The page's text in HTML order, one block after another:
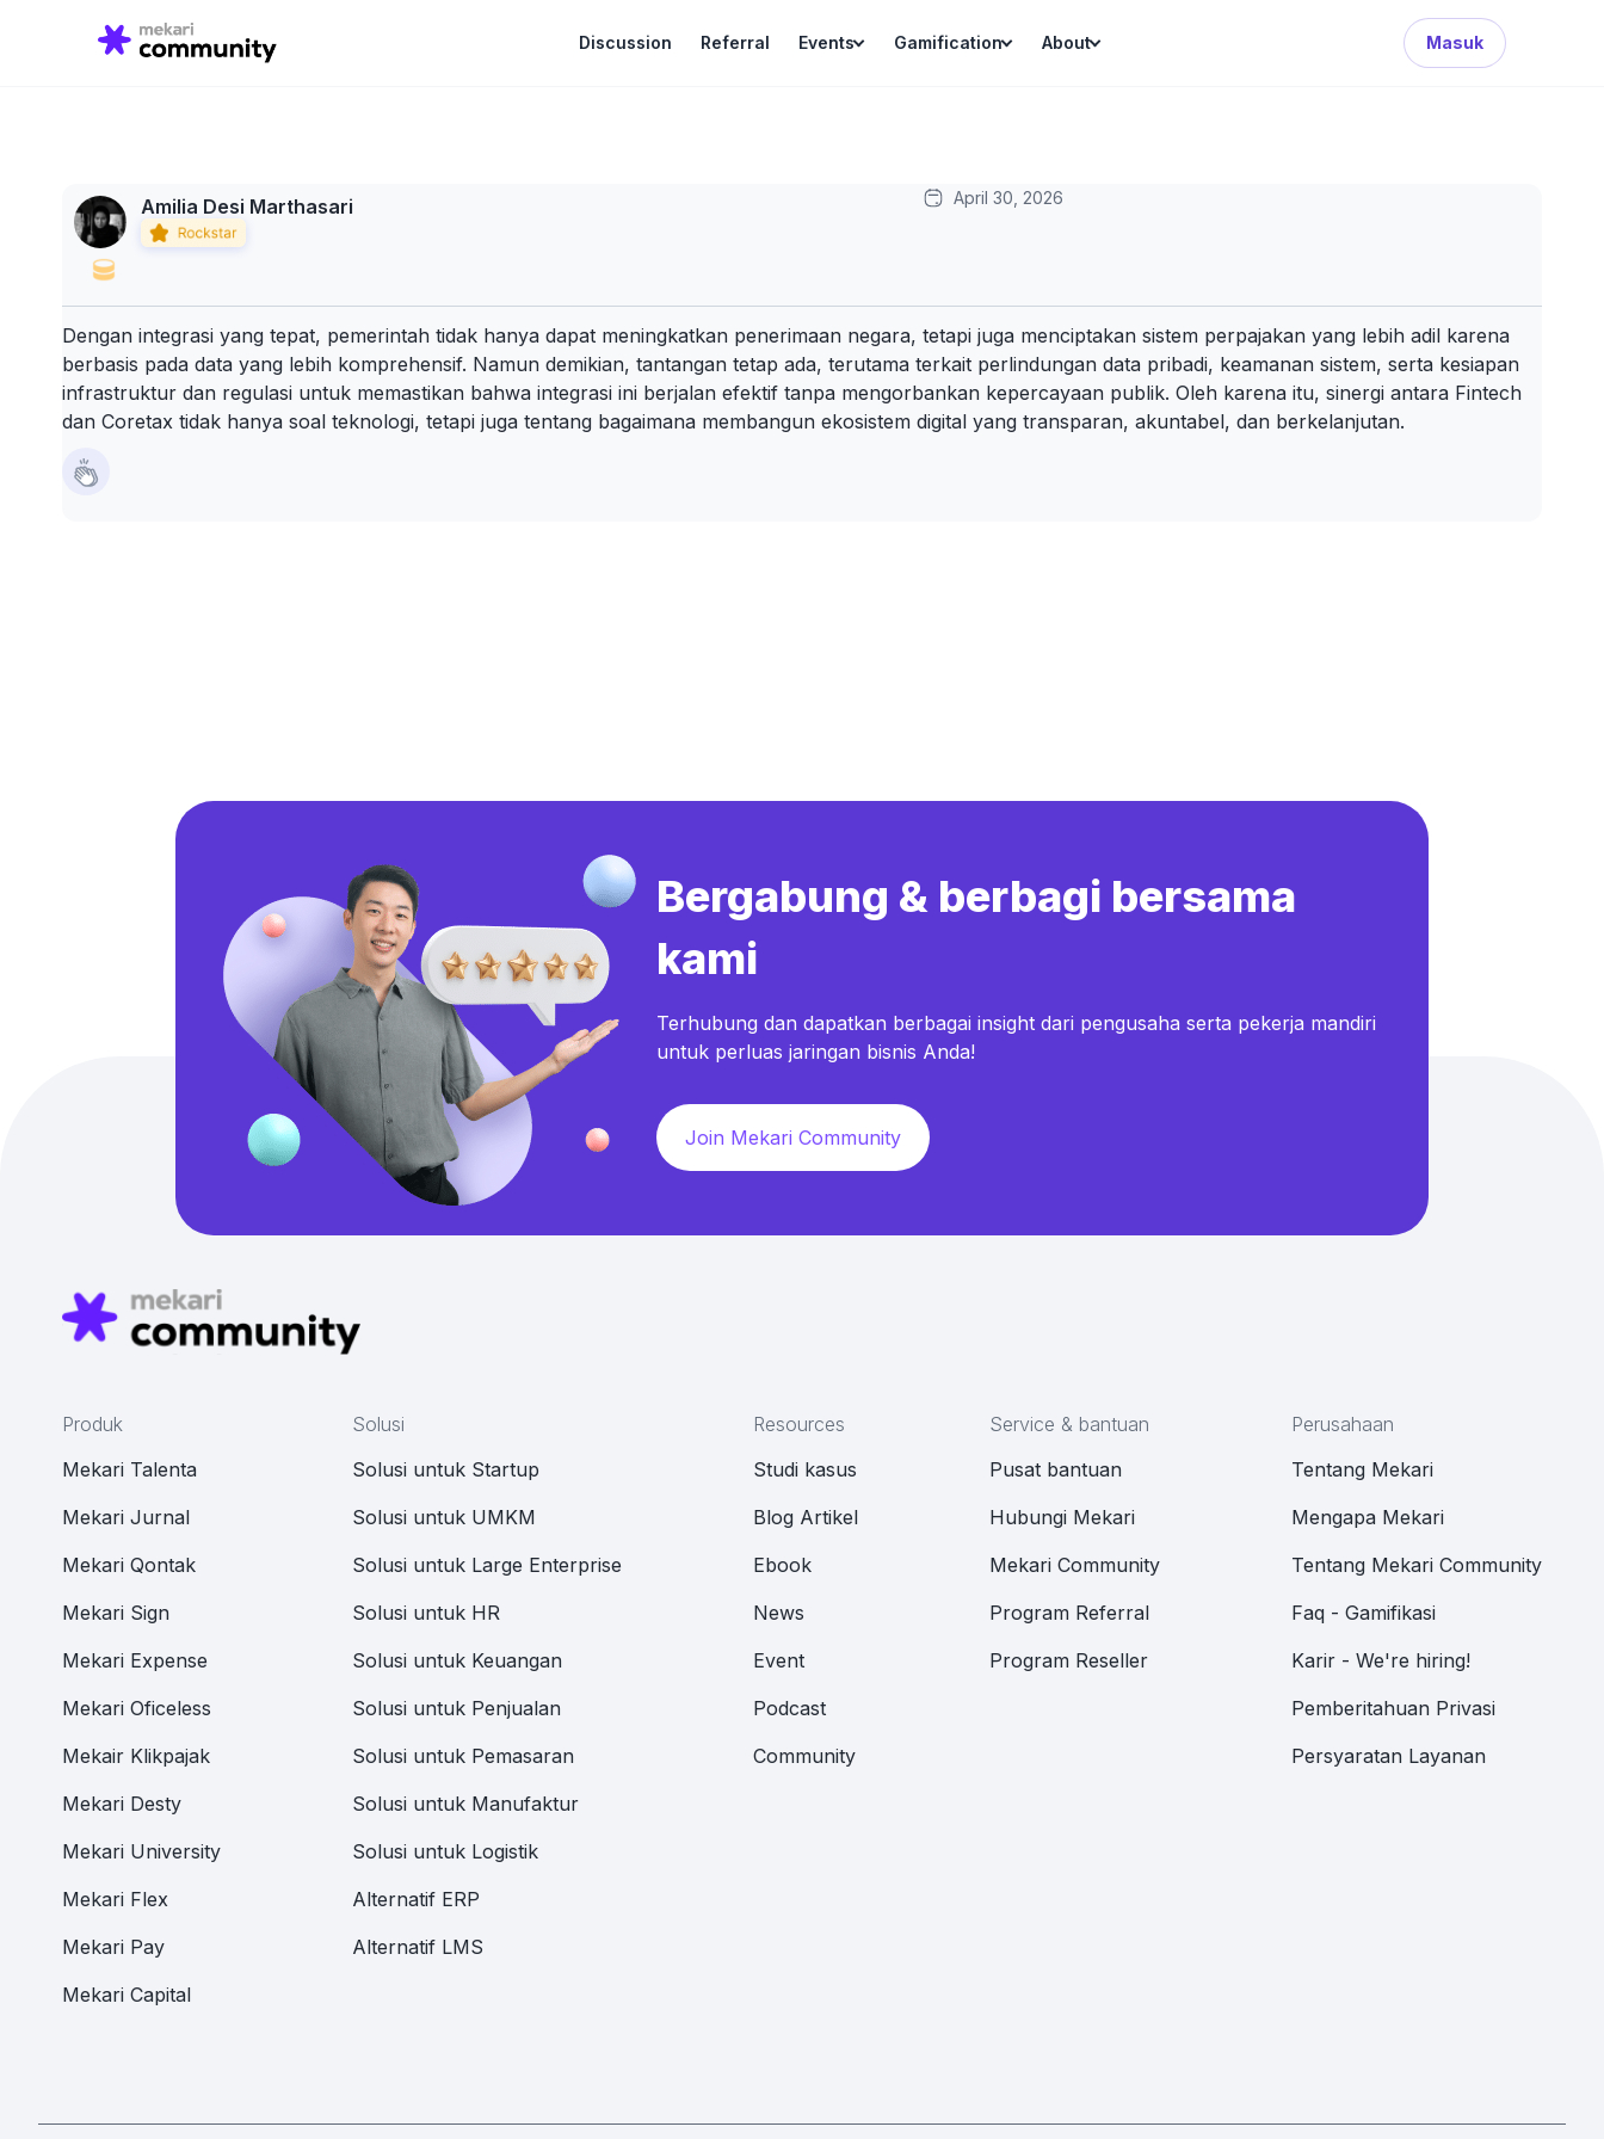
Discussion Referral Events Gamification About Masuk
for:
Search Button
Amilia Desi Marthasari April 30, 2026
Dengan integrasi yang tepat, pemerintah tidak hanya dapat meningkatkan penerimaan negara, tetapi juga menciptakan sistem perpajakan yang lebih adil karena
berbasis pada data yang lebih komprehensif. Namun demikian, tantangan tetap ada, terutama terkait perlindungan data pribadi, keamanan sistem, serta kesiapan
infrastruktur dan regulasi untuk memastikan bahwa integrasi ini berjalan efektif tanpa mengorbankan kepercayaan publik. Oleh karena itu, sinergi antara Fintech
dan Coretax tidak hanya soal teknologi, tetapi juga tentang bagaimana membangun ekosistem digital yang transparan, akuntabel, dan berkelanjutan.
Bergabung & berbagi bersama
kami
Terhubung dan dapatkan berbagai insight dari pengusaha serta pekerja mandiri
untuk perluas jaringan bisnis Anda!
Join Mekari Community
Produk
Mekari Talenta
Mekari Jurnal
Mekari Qontak
Mekari Sign
Mekari Expense
Mekari Oficeless
Mekair Klikpajak
Mekari Desty
Mekari University
Mekari Flex
Mekari Pay
Mekari Capital
Solusi
Solusi untuk Startup
Solusi untuk UMKM
Solusi untuk Large Enterprise
Solusi untuk HR
Solusi untuk Keuangan
Solusi untuk Penjualan
Solusi untuk Pemasaran
Solusi untuk Manufaktur
Solusi untuk Logistik
Alternatif ERP
Alternatif LMS
Resources
Studi kasus
Blog Artikel
Ebook
News
Event
Podcast
Community
Service & bantuan
Pusat bantuan
Hubungi Mekari
Mekari Community
Program Referral
Program Reseller
Perusahaan
Tentang Mekari
Mengapa Mekari
Tentang Mekari Community
Faq - Gamifikasi
Karir - We're hiring!
Pemberitahuan Privasi
Persyaratan Layanan